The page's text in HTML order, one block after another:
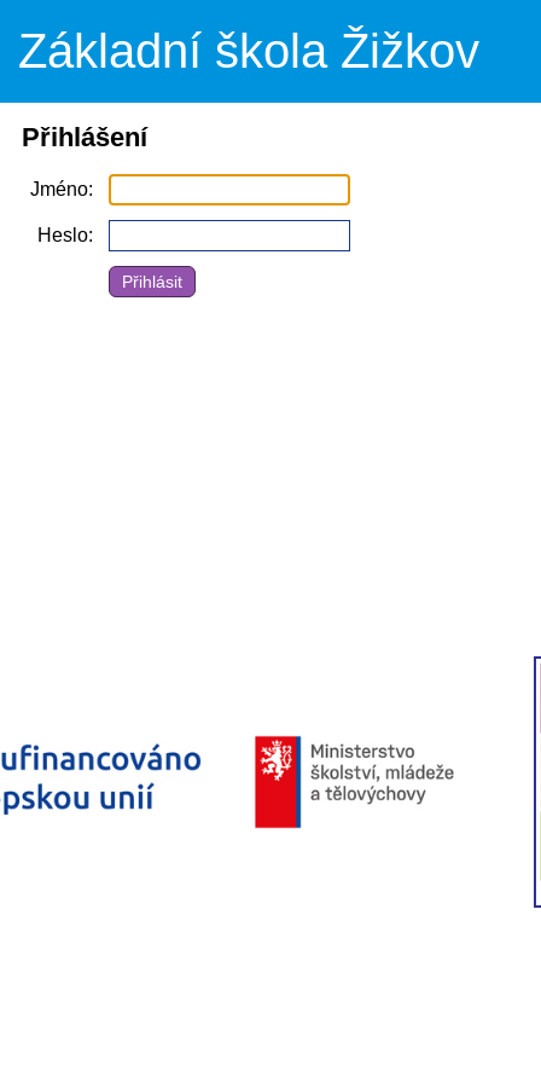
Základní škola Žižkov
Přihlášení
Jméno
Heslo